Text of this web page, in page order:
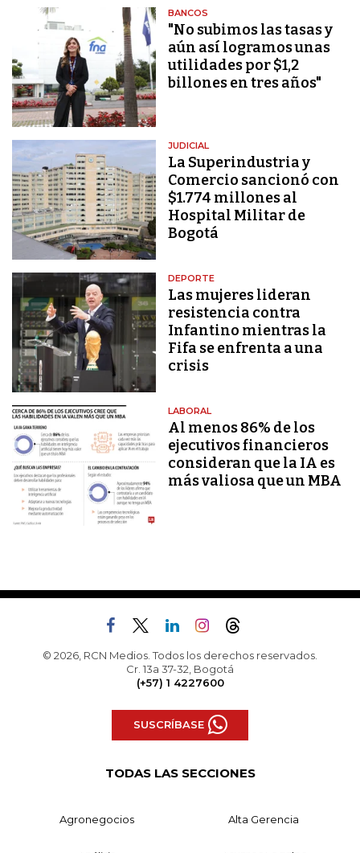
BANCOS
"No subimos las tasas y
aún así logramos unas
utilidades por $1,2
billones en tres años"
JUDICIAL
La Superindustria y
Comercio sancionó con
$1.774 millones al
Hospital Militar de
Bogotá
DEPORTE
Las mujeres lideran
resistencia contra
Infantino mientras la
Fifa se enfrenta a una
crisis
LABORAL
Al menos 86% de los
ejecutivos financieros
consideran que la IA es
más valiosa que un MBA
© 2026, RCN Medios. Todos los derechos reservados.
Cr. 13a 37-32, Bogotá
(+57) 1 4227600
SUSCRÍBASE
TODAS LAS SECCIONES
Agronegocios Alta Gerencia